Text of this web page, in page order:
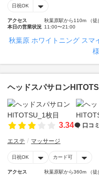
日祝OK
アクセス
秋葉原駅から110m （徒
本日の営業状況 11:00〜21:00
秋葉原 ホワイトニング スマ
ヘッドスパサロン
3.34 口コミ
エステ マッサージ
日祝OK カード可
アクセス
秋葉原駅から360m （徒